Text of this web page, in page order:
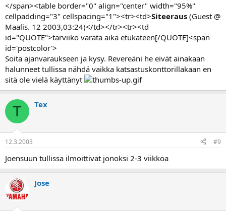
</span><table border="0" align="center" width="95%"
cellpadding="3" cellspacing="1"><tr><td>Siteeraus (Guest @
Maalis. 12 2003,03:24)</td></tr><tr><td
id="QUOTE">tarviiko varata aika etukäteen[/QUOTE]<span
id='postcolor'>
Soita ajanvaraukseen ja kysy. Revereäni he eivät ainakaan
halunneet tullissa nähdä vaikka katsastuskonttorillakaan en
sitä ole vielä käyttänyt
T Tex
12.3.2003 #9
Joensuun tullissa ilmoittivat jonoksi 2-3 viikkoa
Jose